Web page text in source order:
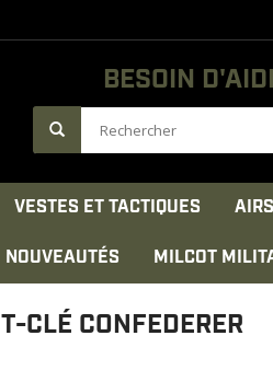
BESOIN
VESTES ET TACTIQUES
NOUVEAUTÉS MILCOT
CLÉ CONFEDERER